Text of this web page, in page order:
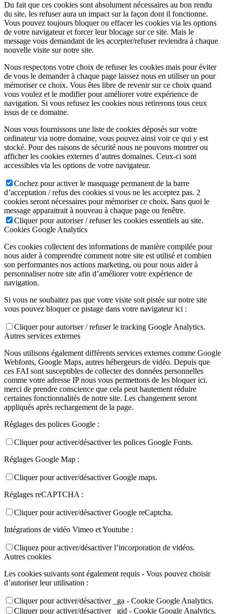
Du fait que ces cookies sont absolument nécessaires au bon rendu
du site, les refuser aura un impact sur la façon dont il fonctionne.
Vous pouvez toujours bloquer ou effacer les cookies via les options
de votre navigateur et forcer leur blocage sur ce site. Mais le
message vous demandant de les accepter/refuser reviendra à chaque
nouvelle visite sur notre site.
Nous respectons votre choix de refuser les cookies mais pour éviter
de vous le demander à chaque page laissez nous en utiliser un pour
mémoriser ce choix. Vous êtes libre de revenir sur ce choix quand
vous voulez et le modifier pour améliorer votre expérience de
navigation. Si vous refusez les cookies nous retirerons tous ceux
issus de ce domaine.
Nous vous fournissons une liste de cookies déposés sur votre
ordinateur via notre domaine, vous pouvez ainsi voir ce qui y est
stocké. Pour des raisons de sécurité nous ne pouvons montrer ou
afficher les cookies externes d’autres domaines. Ceux-ci sont
accessibles via les options de votre navigateur.
Cochez pour activer le masquage permanent de la barre
d’acceptation / refus des cookies si vous ne les acceptez pas. 2
cookies seront nécessaires pour mémoriser ce choix. Sans quoi le
message apparaitrait à nouveau à chaque page ou fenêtre.
Cliquer pour autoriser / refuser les cookies essentiels au site.
Cookies Google Analytics
Ces cookies collectent des informations de manière compilée pour
nous aider à comprendre comment notre site est utilisé et combien
son performantes nos actions marketing, ou pour nous aider à
personnaliser notre site afin d’améliorer votre expérience de
navigation.
Si vous ne souhaitez pas que votre visite soit pistée sur notre site
vous pouvez bloquer ce pistage dans votre navigateur ici :
Cliquer pour autoriser / refuser le tracking Google Analytics.
Autres services externes
Nous utilisons également différents services externes comme Google
Webfonts, Google Maps, autres hébergeurs de vidéo. Depuis que
ces FAI sont susceptibles de collecter des données personnelles
comme votre adresse IP nous vous permettons de les bloquer ici.
merci de prendre conscience que cela peut hautement réduire
certaines fonctionnalités de notre site. Les changement seront
appliqués après rechargement de la page.
Réglages des polices Google :
Cliquer pour activer/désactiver les polices Google Fonts.
Réglages Google Map :
Cliquer pour activer/désactiver Google maps.
Réglages reCAPTCHA :
Cliquer pour activer/désactiver Google reCaptcha.
Intégrations de vidéo Vimeo et Youtube :
Cliquez pour activer/désactiver l’incorporation de vidéos.
Autres cookies
Les cookies suivants sont également requis - Vous pouvez choisir
d’autoriser leur utilisation :
Cliquer pour activer/désactiver _ga - Cookie Google Analytics.
Cliquer pour activer/désactiver _gid - Cookie Google Analytics.